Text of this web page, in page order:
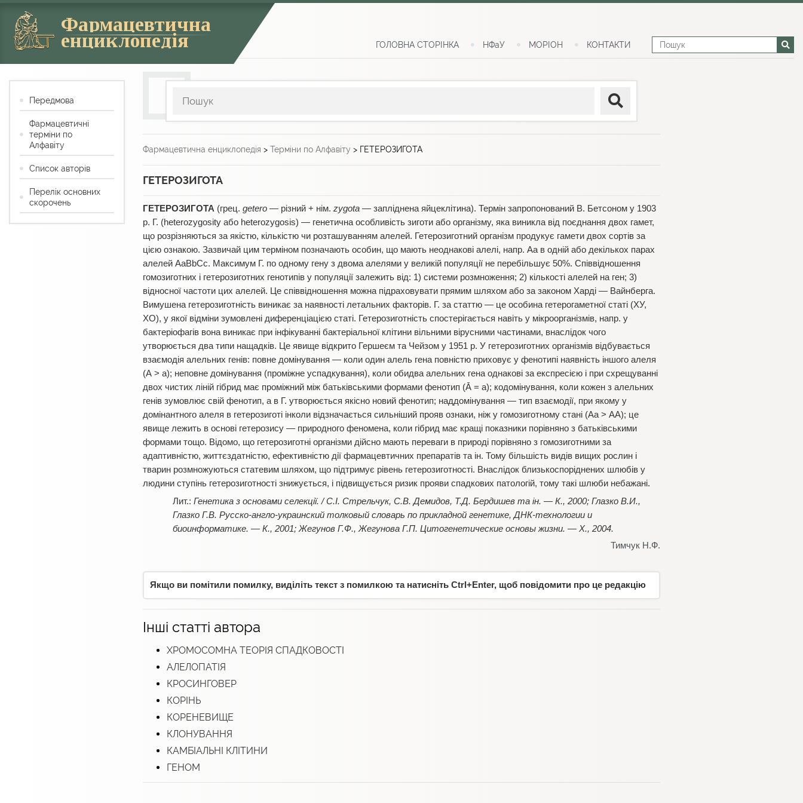
Фармацевтична
енциклопедія ГОЛОВНА СТОРІНКА НФаУ МОРІОН КОНТАКТИ
Фармацевтична енциклопедія > Терміни по Алфавіту > ГЕТЕРОЗИГОТА
ГЕТЕРОЗИГОТА
ГЕТЕРОЗИГОТА (грец. getero — різний + нім. zygota — запліднена яйцеклітина). Термін запропонований В. Бетсоном у 1903
р. Г. (heterozygosity або heterozygosis) — генетична особливість зиготи або організму, яка виникла від поєднання двох гамет,
що розрізняються за якістю, кількістю чи розташуванням алелей. Гетерозиготний організм продукує гамети двох сортів за
цією ознакою. Зазвичай цим терміном позначають особин, що мають неоднакові алелі, напр. Аа в одній або декількох парах
алелей АаВbСс. Максимум Г. по одному гену з двома алелями у великій популяції не перебільшує 50%. Співвідношення
гомозиготних і гетерозиготних генотипів у популяції залежить від: 1) системи розмноження; 2) кількості алелей на ген; 3)
відносної частоти цих алелей. Це співвідношення можна підраховувати прямим шляхом або за законом Харді — Вайнберга.
Вимушена гетерозиготність виникає за наявності летальних факторів. Г. за статтю — це особина гетерогаметної статі (ХУ,
ХО), у якої відміни зумовлені диференціацією статі. Гетерозиготність спостерігається навіть у мікроорганізмів, напр. у
бактеріофагів вона виникає при інфікуванні бактеріальної клітини вільними вірусними частинами, внаслідок чого
утворюється два типи нащадків. Це явище відкрито Гершеєм та Чейзом у 1951 р. У гетерозиготних організмів відбувається
взаємодія алельних генів: повне домінування — коли один алель гена повністю приховує у фенотипі наявність іншого алеля
(А > а); неповне домінування (проміжне успадкування), коли обидва алельних гена однакові за експресією і при схрещуванні
двох чистих ліній гібрид має проміжний між батьківськими формами фенотип (Ā = а); кодомінування, коли кожен з алельних
генів зумовлює свій фенотип, а в Г. утворюється якісно новий фенотип; наддомінування — тип взаємодії, при якому у
домінантного алеля в гетерозиготі інколи відзначається сильніший прояв ознаки, ніж у гомозиготному стані (Аа > АА); це
явище лежить в основі гетерозису — природного феномена, коли гібрид має кращі показники порівняно з батьківськими
формами тощо. Відомо, що гетерозиготні організми дійсно мають переваги в природі порівняно з гомозиготними за
адаптивністю, життєздатністю, ефективністю дії фармацевтичних препаратів та ін. Тому більшість видів вищих рослин і
тварин розмножуються статевим шляхом, що підтримує рівень гетерозиготності. Внаслідок близькоспоріднених шлюбів у
людини ступінь гетерозиготності знижується, і підвищується ризик прояви спадкових патологій, тому такі шлюби небажані.
Генетика з основами селекції. / С.І. Стрельчук, С.В. Демидов, Т.Д. Бердишев та ін. — К., 2000; Глазко В.И.,
Глазко Г.В. Русско-англо-украинский толковый словарь по прикладной генетике, ДНК-технологии и
биоинформатике. — К., 2001; Жегунов Г.Ф., Жегунова Г.П. Цитогенетические основы жизни. — Х., 2004.
Тимчук Н.Ф.
Якщо ви помітили помилку, виділіть текст з помилкою та натисніть Ctrl+Enter, щоб повідомити про це редакцію
Інші статті автора
ХРОМОСОМНА ТЕОРІЯ СПАДКОВОСТІ
АЛЕЛОПАТІЯ
КРОСИНГОВЕР
КОРІНЬ
КОРЕНЕВИЩЕ
КЛОНУВАННЯ
КАМБІАЛЬНІ КЛІТИНИ
ГЕНОМ
Передмова
Фармацевтичні
терміни по
Алфавіту
Список авторів
Перелік основних
скорочень